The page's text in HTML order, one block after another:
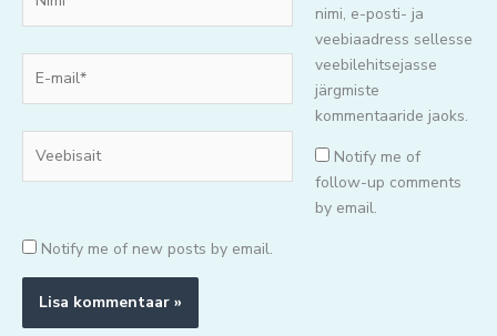
mail*
nimi, e-posti- ja
veebiaadress sellesse
veebilehitsejasse
järgmiste
kommentaaride jaoks.
Notify me of
follow-up comments
by email.
Notify me of new posts by email.